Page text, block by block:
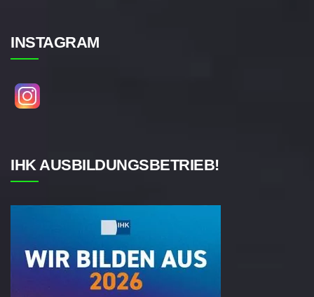
INSTAGRAM
IHK AUSBILDUNGSBETRIEB!